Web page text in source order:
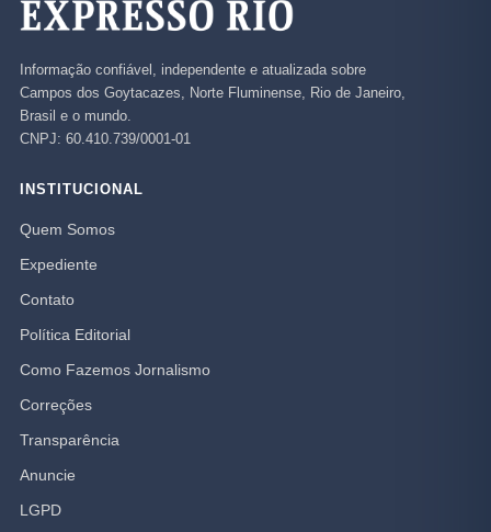
Informação confiável, independente e atualizada sobre
Campos dos Goytacazes, Norte Fluminense, Rio de Janeiro,
Brasil e o mundo.
CNPJ: 60.410.739/0001-01
INSTITUCIONAL
Quem Somos
Expediente
Contato
Política Editorial
Como Fazemos Jornalismo
Correções
Transparência
Anuncie
LGPD